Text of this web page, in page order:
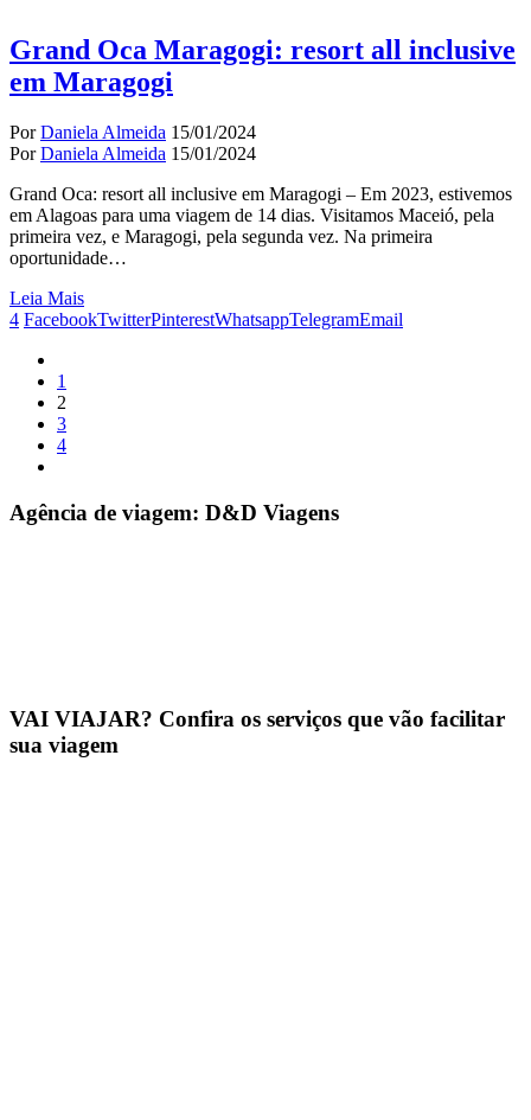
Grand Oca Maragogi: resort all inclusive
em Maragogi
PorDaniela Almeida 15/01/2024
PorDaniela Almeida 15/01/2024
Grand Oca: resort all inclusive em Maragogi – Em 2023, estivemos
em Alagoas para uma viagem de 14 dias. Visitamos Maceió, pela
primeira vez, e Maragogi, pela segunda vez. Na primeira
oportunidade…
Leia Mais
4 FacebookTwitterPinterestWhatsappTelegramEmail
1
2
3
4
Agência de viagem: D&D Viagens
VAI VIAJAR? Confira os serviços que vão facilitar
sua viagem